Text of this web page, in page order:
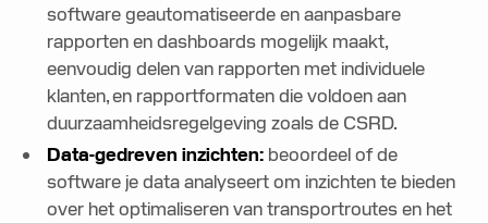
software geautomatiseerde en aanpasbare
rapporten en dashboards mogelijk maakt,
eenvoudig delen van rapporten met individuele
klanten, en rapportformaten die voldoen aan
duurzaamheidsregelgeving zoals de CSRD.
Data-gedreven inzichten: beoordeel of de
software je data analyseert om inzichten te bieden
over het optimaliseren van transportroutes en het